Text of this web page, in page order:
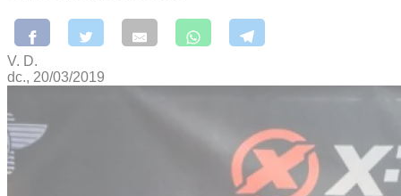
V. D.
dc., 20/03/2019